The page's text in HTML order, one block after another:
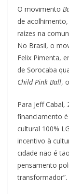
O movimento
de
raízes na
No Brasil, o
Felix Pimenta,
de Sorocaba
Child Pink Ball,
Para Jeff
financiamento
cultural 100%
incentivo à
cidade não é
pensamento
transformador”.